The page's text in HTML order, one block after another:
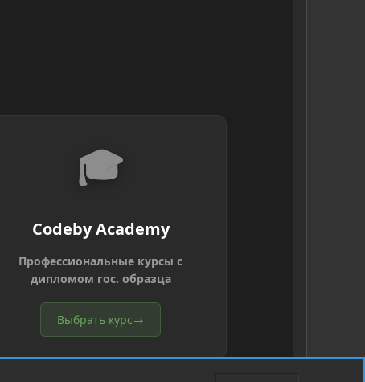
🎓
Codeby Academy
Профессиональные курсы с
дипломом гос. образца
Выбрать курс→